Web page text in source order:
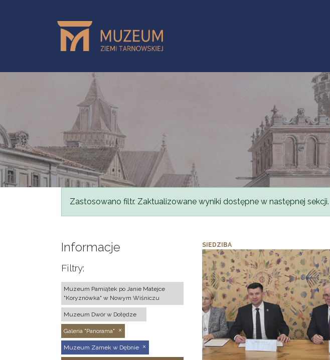
Komunikat
Zastosowano filtr. Zaktualizowane wyniki dostępne w następnej sekcji.
Informacje
Filtry:
Muzeum Pamiątek po Janie Matejce
"Koryznówka" w Nowym Wiśniczu
Muzeum Dwór w Dołędze
Galeria "Panorama"
Muzeum Zamek w Dębnie
SIEDZIBA